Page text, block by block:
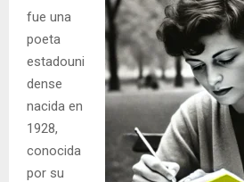
fue una
poeta
estadouni
dense
nacida en
1928,
conocida
por su